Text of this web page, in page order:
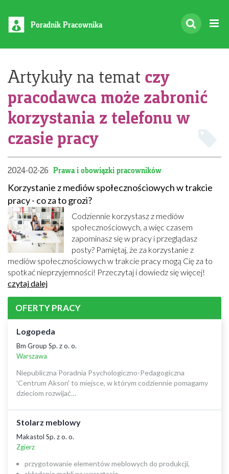
Poradnik Pracownika
Artykuły na temat czy
pracodawca może zabronić
korzystania z telefonu w
czasie pracy
2024-02-26 Prawa i obowiązki pracowników
Korzystanie z mediów społecznościowych w trakcie
pracy - co za to grozi?
Codziennie korzystasz z mediów
społecznościowych, a więc czasem
zapominasz się w pracy i przeglądasz
posty? Pamiętaj, że za korzystanie z
mediów społecznościowych w trakcie pracy mogą Cię za to
spotkać nieprzyjemności! Przeczytaj i dowiedz się więcej!
czytaj dalej
OFERTY PRACY
Logopeda
Bm Group Sp. z o. o.
Warszawa
Niepubliczna Poradnia Psychologiczno-Pedagogiczna
'Centrum Akson' to miejsce, w którym codziennie pomagamy
dzieciom rozwijać…
Stolarz meblowy
Makastol Sp. z o. o.
Zgierz
przygotowanie elementów meblowych do produkcji,